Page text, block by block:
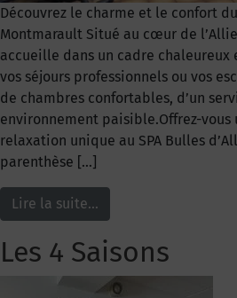
Découvrez le charme et le confort
Montmarault Situé au cœur de
accueille dans un cadre
vos séjours professionnels ou vos
de chambres confortables, d’un
environnement paisible.Offrez-vous
relaxation unique au SPA Bulles
parenthèse […]
Lire la suite…
Les 4 Saisons